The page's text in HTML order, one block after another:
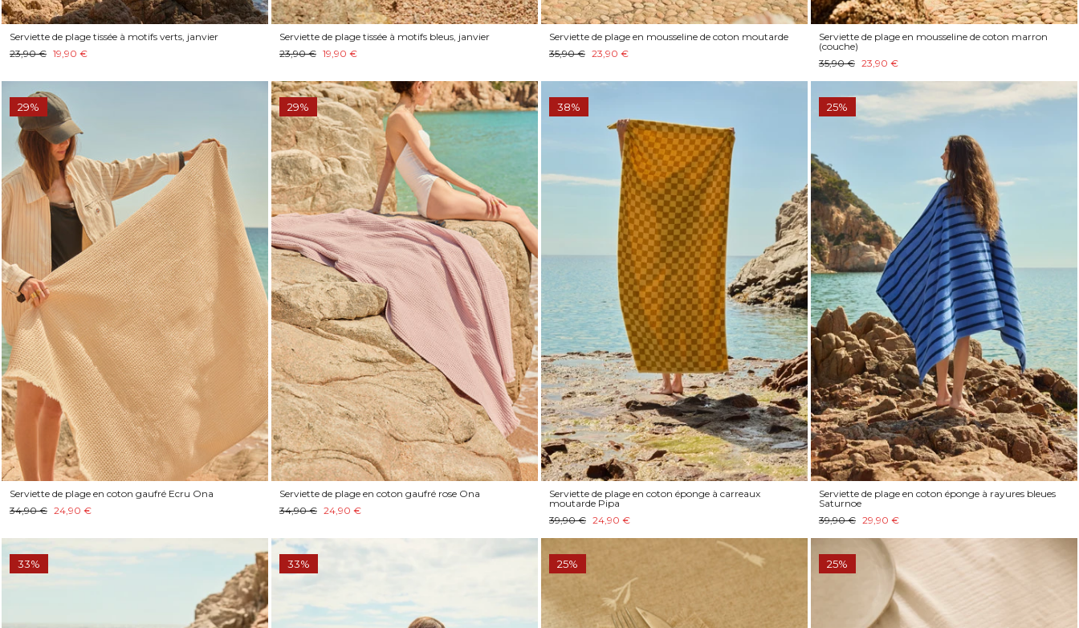
Serviette de plage tissée à motifs verts, janvier
23,90 € 19,90 €
Serviette de plage tissée à motifs bleus, janvier
23,90 € 19,90 €
Serviette de plage en mousseline de coton moutarde
35,90 € 23,90 €
Serviette de plage en mousseline de coton marron
(couche)
35,90 € 23,90 €
29%
Serviette de plage en coton gaufré Ecru Ona
34,90 € 24,90 €
29%
Serviette de plage en coton gaufré rose Ona
34,90 € 24,90 €
38%
Serviette de plage en coton éponge à carreaux
moutarde Pipa
39,90 € 24,90 €
25%
Serviette de plage en coton éponge à rayures bleues
Saturnoe
39,90 € 29,90 €
33% 33% 25% 25%